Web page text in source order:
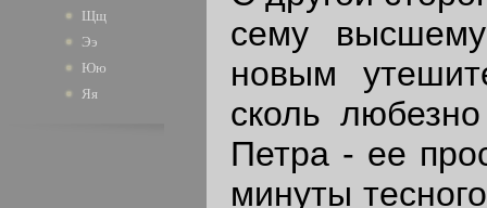
Щщ
Ээ
Юю
Яя
сему
новым
сколь
Петра - ее
минуты